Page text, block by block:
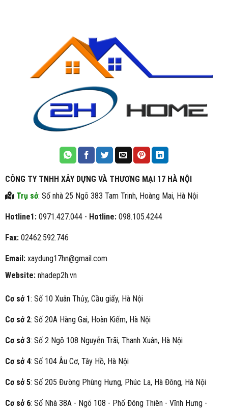
CÔNG TY TNHH XÂY DỰNG VÀ THƯƠNG MẠI 17 HÀ NỘI
Trụ sở: Số nhà 25 Ngõ 383 Tam Trinh, Hoàng Mai, Hà Nội
Hotline1:0971.427.044 - Hotline:098.105.4244
Fax:02462.592.746
Email:xaydung17hn@gmail.com
Website:nhadep2h.vn
Cơ sở 1: Số 10 Xuân Thủy, Cầu giấy, Hà Nội
Cơ sở 2: Số 20A Hàng Gai, Hoàn Kiếm, Hà Nội
Cơ sở 3: Số 2 Ngõ 108 Nguyễn Trãi, Thanh Xuân, Hà Nội
Cơ sở 4: Số 104 Âu Cơ, Tây Hồ, Hà Nội
Cơ sở 5: Số 205 Đường Phùng Hưng, Phúc La, Hà Đông, Hà Nội
Cơ sở 6: Số Nhà 38A - Ngõ 108 - Phố Đông Thiên - Vĩnh Hưng -